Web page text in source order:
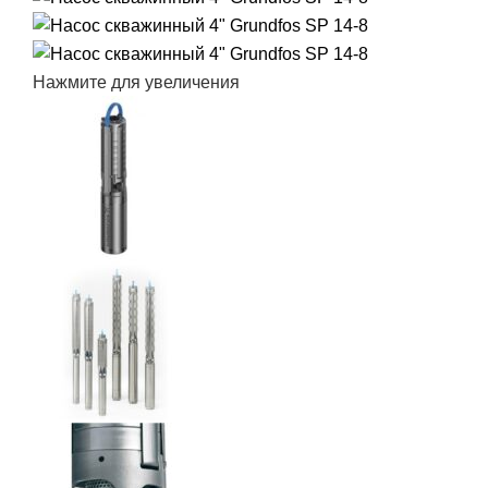
Нажмите для увеличения